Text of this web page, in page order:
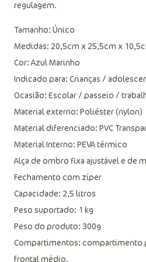
regulagem.
Tamanho: Único
Medidas: 20,5cm x 25,5cm x
Cor: Azul Marinho
Indicado para: Crianças /
Ocasião: Escolar / passeio /
Material externo: Poliéster (nylon)
Material diferenciado: PVC
Material Interno: PEVA térmico
Alça de ombro fixa ajustável e de
Fechamento com zíper
Capacidade: 2,5 litros
Peso suportado: 1 kg
Peso do produto: 300g
Compartimentos: compartimento
frontal médio.